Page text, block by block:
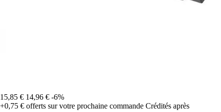
15,85 € 14,96 € -6%
+0,75 € offerts sur votre prochaine commande Crédités après